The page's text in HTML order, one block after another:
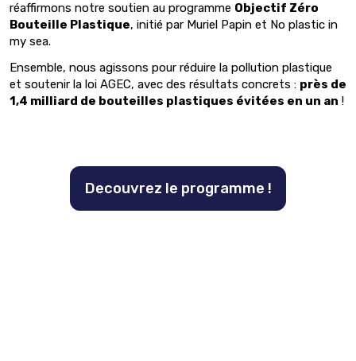
réaffirmons notre soutien au programme Objectif Zéro
Bouteille Plastique, initié par Muriel Papin et No plastic in
my sea.
Ensemble, nous agissons pour réduire la pollution plastique
et soutenir la loi AGEC, avec des résultats concrets : près de
1,4 milliard de bouteilles plastiques évitées en un an !
Decouvrez le programme !